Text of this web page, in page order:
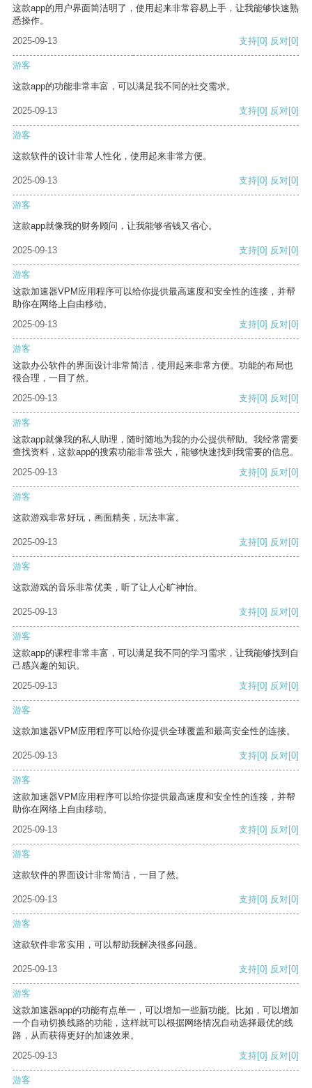
这款app的用户界面简洁明了，使用起来非常容易上手，让我能够快速熟
悉操作。
2025-09-13
支持[0] 反对[0]
游客
这款app的功能非常丰富，可以满足我不同的社交需求。
2025-09-13 支持[0] 反对[0]
游客
这款软件的设计非常人性化，使用起来非常方便。
2025-09-13 支持[0] 反对[0]
游客
这款app就像我的财务顾问，让我能够省钱又省心。
2025-09-13 支持[0] 反对[0]
游客
这款加速器VPM应用程序可以给你提供最高速度和安全性的连接，并帮
助你在网络上自由移动。
2025-09-13
支持[0] 反对[0]
游客
这款办公软件的界面设计非常简洁，使用起来非常方便。功能的布局也
很合理，一目了然。
2025-09-13
支持[0] 反对[0]
游客
这款app就像我的私人助理，随时随地为我的办公提供帮助。我经常需要
查找资料，这款app的搜索功能非常强大，能够快速找到我需要的信息。
2025-09-13
支持[0] 反对[0]
游客
这款游戏非常好玩，画面精美，玩法丰富。
2025-09-13 支持[0] 反对[0]
游客
这款游戏的音乐非常优美，听了让人心旷神怡。
2025-09-13 支持[0] 反对[0]
游客
这款app的课程非常丰富，可以满足我不同的学习需求，让我能够找到自
己感兴趣的知识。
2025-09-13
支持[0] 反对[0]
游客
这款加速器VPM应用程序可以给你提供全球覆盖和最高安全性的连接。
2025-09-13 支持[0] 反对[0]
游客
这款加速器VPM应用程序可以给你提供最高速度和安全性的连接，并帮
助你在网络上自由移动。
2025-09-13
支持[0] 反对[0]
游客
这款软件的界面设计非常简洁，一目了然。
2025-09-13 支持[0] 反对[0]
游客
这款软件非常实用，可以帮助我解决很多问题。
2025-09-13 支持[0] 反对[0]
游客
这款加速器app的功能有点单一，可以增加一些新功能。比如，可以增加
一个自动切换线路的功能，这样就可以根据网络情况自动选择最优的线
路，从而获得更好的加速效果。
2025-09-13
支持[0] 反对[0]
游客